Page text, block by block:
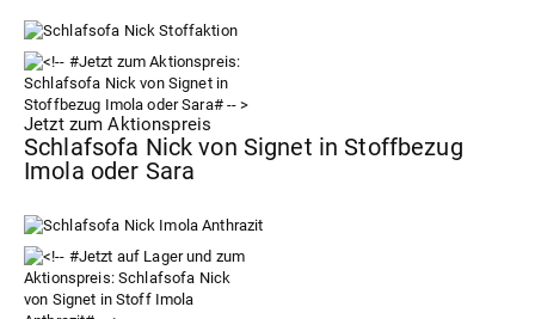
Jetzt zum Aktionspreis
Schlafsofa Nick von Signet in Stoffbezug
Imola oder Sara